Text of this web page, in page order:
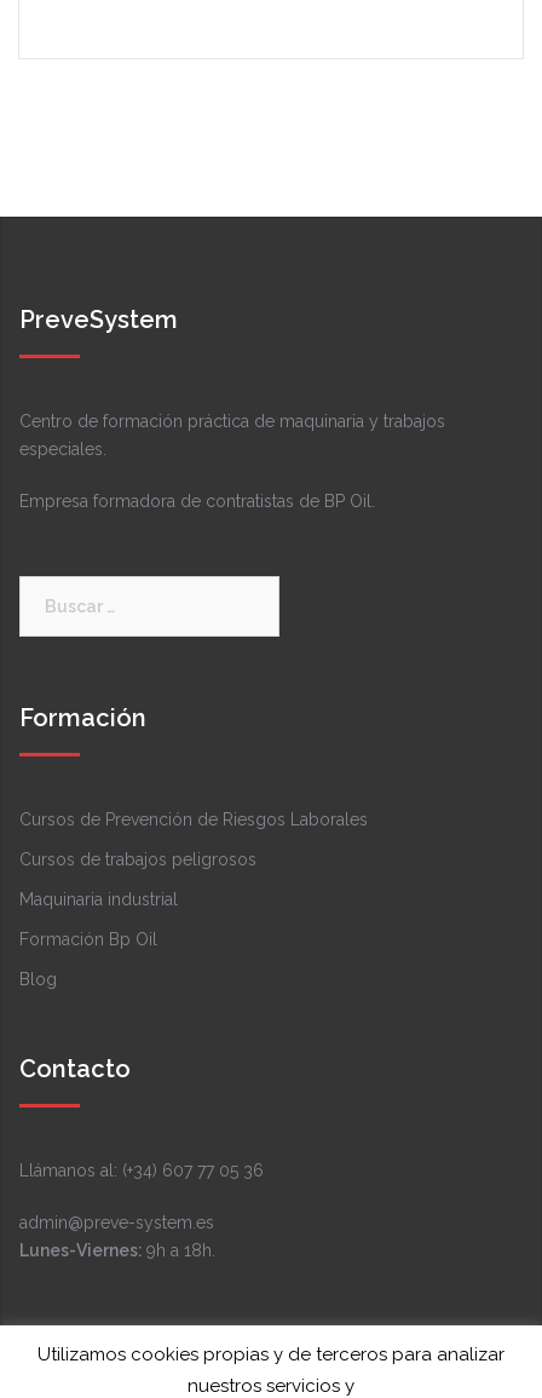
PreveSystem
Centro de formación práctica de maquinaria y trabajos
especiales.
Empresa formadora de contratistas de BP Oil.
Formación
Cursos de Prevención de Riesgos Laborales
Cursos de trabajos peligrosos
Maquinaria industrial
Formación Bp Oil
Blog
Contacto
Llámanos al: (+34) 607 77 05 36
admin@preve-system.es
Lunes-Viernes: 9h a 18h.
Facebook InstagramLinkedIn YouTube Twitter
Utilizamos cookies propias y de terceros para analizar
nuestros servicios y